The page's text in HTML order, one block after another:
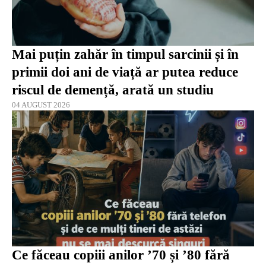
Mai puțin zahăr în timpul sarcinii și în
primii doi ani de viață ar putea reduce
riscul de demență, arată un studiu
04 AUGUST 2026
Ce făceau copiii anilor ’70 și ’80 fără